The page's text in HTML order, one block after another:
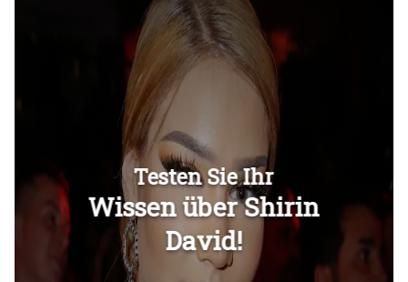
Überspringen